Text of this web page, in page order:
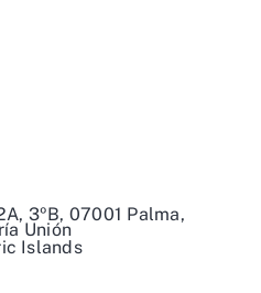
Unión
3ºB, 07001 Palma,
Islands